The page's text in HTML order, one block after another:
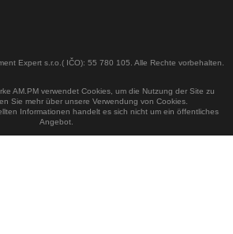
Expert s.r.o.( IČO): 55 780 105. Alle Rechte vorbehalten.
AM.PM verwendet Cookies, um die Nutzung der Site zu
Sie mehr über unsere Verwendung von Cookies.
Informationen handelt es sich nicht um ein öffentliches
Angebot.